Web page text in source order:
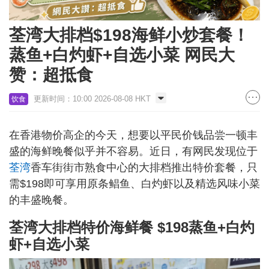
荃湾大排档$198海鲜小炒套餐！
蒸鱼+白灼虾+自选小菜 网民大
赞：超抵食
饮食 更新时间：10:00 2026-08-08 HKT
在香港物价高企的今天，想要以平民价钱品尝一顿丰
盛的海鲜晚餐似乎并不容易。近日，有网民发现位于
荃湾香车街街市熟食中心的大排档推出特价套餐，只
需$198即可享用原条鲳鱼、白灼虾以及精选风味小菜
的丰盛晚餐。
荃湾大排档特价海鲜餐 $198蒸鱼+白灼
虾+自选小菜